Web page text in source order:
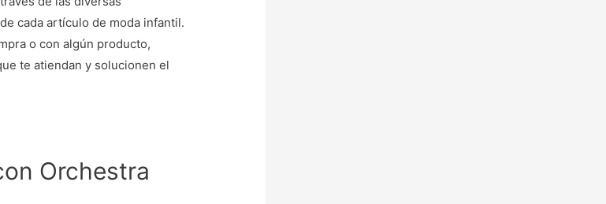
cada artículo de moda infantil.
o con algún producto,
te atiendan y solucionen el
Orchestra